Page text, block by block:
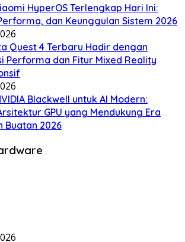
HyperOS Terlengkap Hari Ini:
dan Keunggulan Sistem 2026
Quest 4 Terbaru Hadir dengan
Performa dan Fitur Mixed Reality
Blackwell untuk AI Modern:
GPU yang Mendukung Era
Buatan 2026